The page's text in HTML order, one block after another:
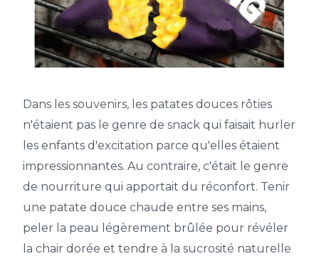
Dans les souvenirs, les patates douces rôties
n'étaient pas le genre de snack qui faisait hurler
les enfants d'excitation parce qu'elles étaient
impressionnantes. Au contraire, c'était le genre
de nourriture qui apportait du réconfort. Tenir
une patate douce chaude entre ses mains,
peler la peau légèrement brûlée pour révéler
la chair dorée et tendre à la sucrosité naturelle